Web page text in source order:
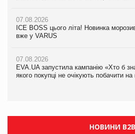
07.08.2026
ICE BOSS цього літа! Новинка
вже у VARUS
07.08.2026
EVA.UA запустила кампанію «Хто б
якого покупці не очікують побачити
06.08.2026
Смачна новинка для хвостатих: у
05.08.2026
Мережа супермаркетів VARUS купує
Продажі Hugo Boss впали на 9%
НОВИНИ B2B